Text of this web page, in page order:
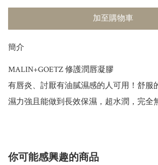
加至購物車
簡介
MALIN+GOETZ 修護潤唇凝膠
有唇炎、討厭有油膩濕感的人可用！舒服
濕力強且能做到長效保濕，超水潤，完全
你可能感興趣的商品